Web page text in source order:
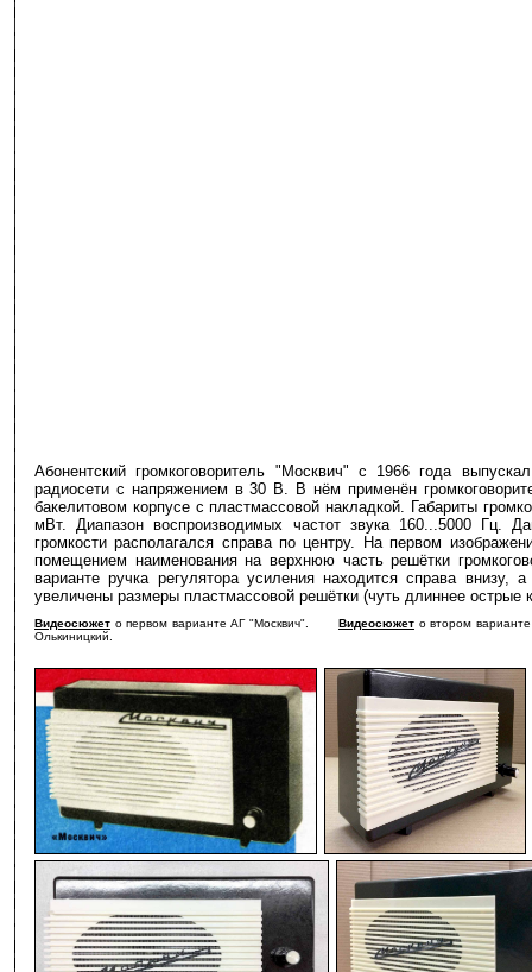
Абонентский громкоговоритель "Москвич" с 1966 года
радиосети с напряжением в 30 В. В нём применён
бакелитовом корпусе с пластмассовой накладкой. Габариты
мВт. Диапазон воспроизводимых частот звука 160...5000 Гц.
громкости располагался справа по центру. На первом
помещением наименования на верхнюю часть решётки
варианте ручка регулятора усиления находится справа
увеличены размеры пластмассовой решётки (чуть длиннее острые
Видеосюжет о первом варианте АГ "Москвич". Видеосюжето втором
Олькиницкий.